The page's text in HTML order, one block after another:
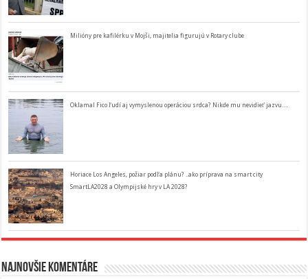
Milióny pre kafilérku v Mojši, majitelia figurujú v Rotary clube
Oklamal Fico ľudí aj vymyslenou operáciou srdca? Nikde mu nevidieť jazvu…
Horiace Los Angeles, požiar podľa plánu? ..ako príprava na smart city
SmartLA2028 a Olympijské hry v LA 2028?
Najnovšie komentáre